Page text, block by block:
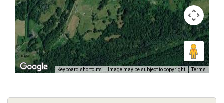
Keyboard shortcuts Image may be subject to copyright Terms